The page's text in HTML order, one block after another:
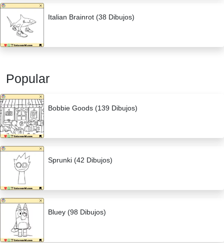
Italian Brainrot (38 Dibujos)
Popular
Bobbie Goods (139 Dibujos)
Sprunki (42 Dibujos)
Bluey (98 Dibujos)